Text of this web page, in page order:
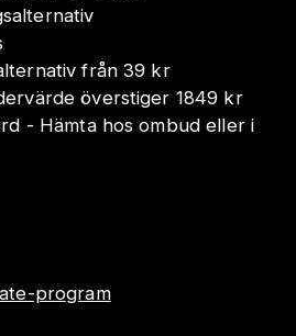
från 39 kr
överstiger 1849 kr
- Hämta hos ombud eller i
program